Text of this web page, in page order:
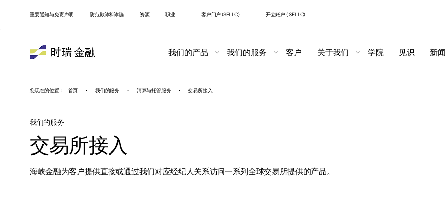
我们的产品 我们的服务 客户 关于我们 学院 见识 新闻
重要通知与免责声明 防范欺诈和诈骗 资源 职业 客户门户 (SFLLC) 开立账户 ( SFLLC)
您现在的位置： 首页 • 我们的服务 • 清算与托管服务 交易所接入
•
我们的服务
交易所接入
海峡金融为客户提供直接或通过我们对应经纪人关系访问一系列全球交易所提供的产品。